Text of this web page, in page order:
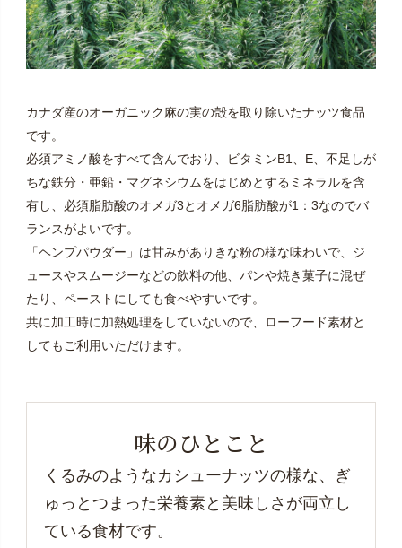
カナダ産のオーガニック麻の実の殻を取り除いたナッツ食品
です。
必須アミノ酸をすべて含んでおり、ビタミンB1、E、不足しが
ちな鉄分・亜鉛・マグネシウムをはじめとするミネラルを含
有し、必須脂肪酸のオメガ3とオメガ6脂肪酸が1：3なのでバ
ランスがよいです。
「ヘンプパウダー」は甘みがありきな粉の様な味わいで、ジ
ュースやスムージーなどの飲料の他、パンや焼き菓子に混ぜ
たり、ペーストにしても食べやすいです。
共に加工時に加熱処理をしていないので、ローフード素材と
してもご利用いただけます。
味のひとこと
くるみのようなカシューナッツの様な、ぎ
ゅっとつまった栄養素と美味しさが両立し
ている食材です。